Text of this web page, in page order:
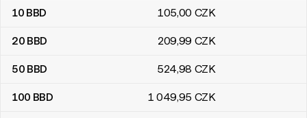
10 BBD 105,00 CZK
20 BBD 209,99 CZK
50 BBD 524,98 CZK
100 BBD 1 049,95 CZK